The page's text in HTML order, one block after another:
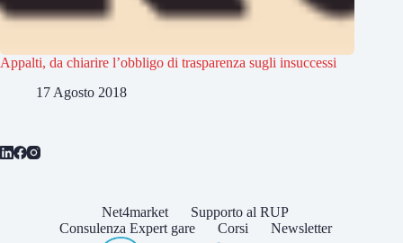
Appalti, da chiarire l’obbligo di trasparenza sugli insuccessi
17 Agosto 2018
Net4market
Supporto al RUP
Consulenza Expert gare
Corsi Newsletter